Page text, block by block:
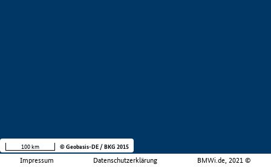
Impressum Datenschutzerklärung BMWi.de, 2021 ©
100 km © Geobasis-DE / BKG 2015